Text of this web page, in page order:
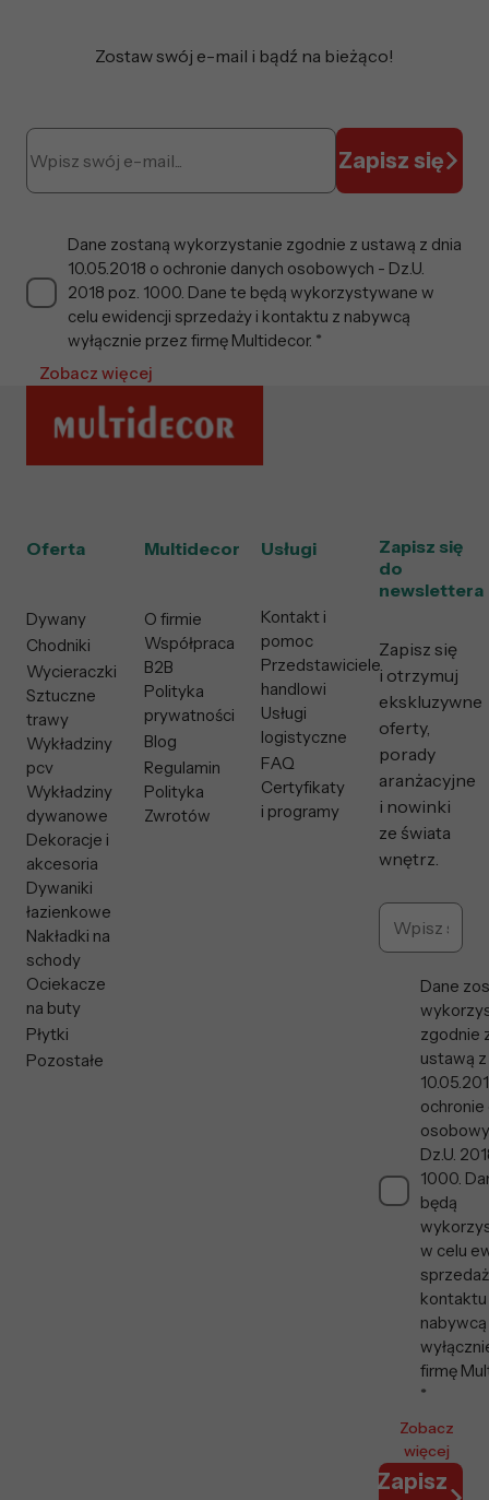
Zostaw swój e-mail i bądź na bieżąco!
Zapisz się
Dane zostaną wykorzystanie zgodnie z ustawą z dnia
10.05.2018 o ochronie danych osobowych - Dz.U.
2018 poz. 1000. Dane te będą wykorzystywane w
celu ewidencji sprzedaży i kontaktu z nabywcą
wyłącznie przez firmę Multidecor. *
Zobacz więcej
Oferta
Dywany
Chodniki
Wycieraczki
Sztuczne
trawy
Wykładziny
pcv
Wykładziny
dywanowe
Dekoracje i
akcesoria
Dywaniki
łazienkowe
Nakładki na
schody
Ociekacze
na buty
Płytki
Pozostałe
Multidecor
O firmie
Współpraca
B2B
Polityka
prywatności
Blog
Regulamin
Polityka
Zwrotów
Usługi
Kontakt i
pomoc
Przedstawiciele
handlowi
Usługi
logistyczne
FAQ
Certyfikaty
i programy
Zapisz się
do
newslettera
Zapisz się
i otrzymuj
ekskluzywne
oferty,
porady
aranżacyjne
i nowinki
ze świata
wnętrz.
Dane
zgodnie
ustawą
ochronie
Dz.U.
1000.
będą
w celu
kontaktu
nabywcą
firmę
*
Zobacz
więcej
Zapisz